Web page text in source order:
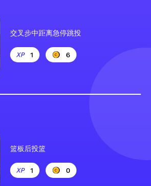
交叉步中距离急停跳投
1 6
篮板后投篮
1 0